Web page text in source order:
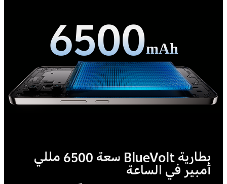
mAh
6500
بطارية BlueVolt سعة 6500 مللي
أمبير في الساعة